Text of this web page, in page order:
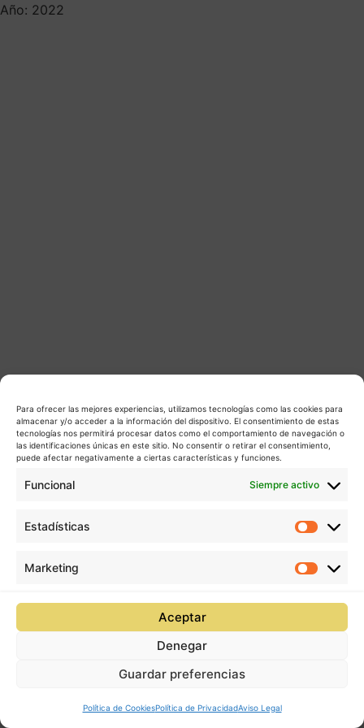
Para ofrecer las mejores experiencias, utilizamos tecnologías como las cookies para
almacenar y/o acceder a la información del dispositivo. El consentimiento de estas
tecnologías nos permitirá procesar datos como el comportamiento de navegación o
las identificaciones únicas en este sitio. No consentir o retirar el consentimiento,
puede afectar negativamente a ciertas características y funciones.
Funcional Siempre activo
Estadísticas
Marketing
Aceptar
Denegar
Guardar preferencias
Política de CookiesPolítica de PrivacidadAviso Legal
Año: 2022